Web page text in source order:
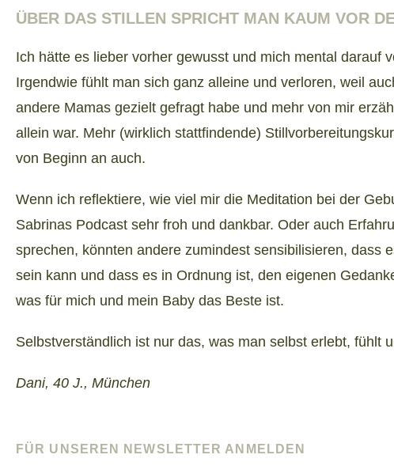
ÜBER DAS STILLEN SPRICHT MAN KAUM VOR
Ich hätte es lieber vorher gewusst und mich mental darauf
Irgendwie fühlt man sich ganz alleine und verloren, weil
andere Mamas gezielt gefragt habe und mehr von mir
allein war. Mehr (wirklich stattfindende)
von Beginn an auch.
Wenn ich reflektiere, wie viel mir die Meditation bei der
Sabrinas Podcast sehr froh und dankbar. Oder auch
sprechen, könnten andere zumindest sensibilisieren, dass
sein kann und dass es in Ordnung ist, den eigenen
was für mich und mein Baby das Beste ist.
Selbstverständlich ist nur das, was man selbst erlebt, fühlt
Dani, 40 J., München
FÜR UNSEREN NEWSLETTER ANMELDEN